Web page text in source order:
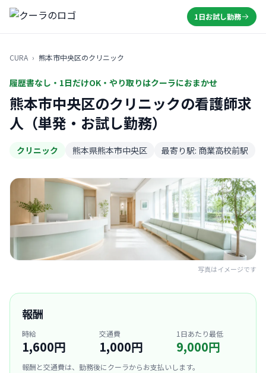
1日お試し勤務
CURA › 熊本市中央区のクリニック
履歴書なし・1日だけOK・やり取りはクーラにおまかせ
熊本市中央区のクリニックの看護師求
人（単発・お試し勤務）
クリニック 熊本県熊本市中央区 最寄り駅: 商業高校前駅
写真はイメージです
報酬
時給
1,600円
交通費
1,000円
1日あたり最低
9,000円
報酬と交通費は、勤務後にクーラからお支払いします。